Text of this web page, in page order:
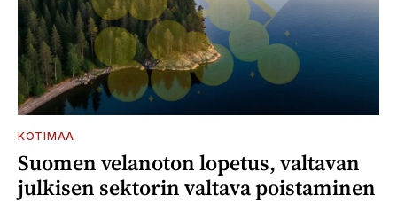
KOTIMAA
Suomen velanoton lopetus, valtavan
julkisen sektorin valtava poistaminen